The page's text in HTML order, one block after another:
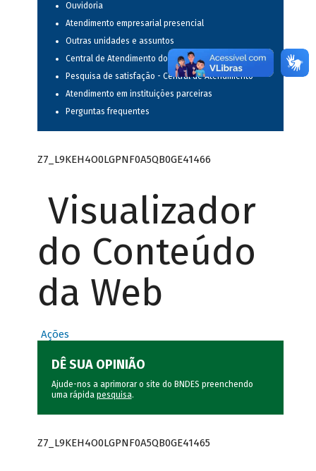
Ouvidoria
Atendimento empresarial presencial
Outras unidades e assuntos
Central de Atendimento do BNDES
Pesquisa de satisfação - Central de Atendimento
Atendimento em instituições parceiras
Perguntas frequentes
Z7_L9KEH4O0LGPNF0A5QB0GE41466
Visualizador
do Conteúdo
da Web
Ações
DÊ SUA OPINIÃO
Ajude-nos a aprimorar o site do BNDES preenchendo
uma rápida pesquisa.
Z7_L9KEH4O0LGPNF0A5QB0GE41465